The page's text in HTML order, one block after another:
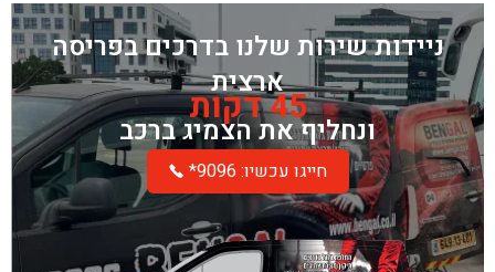
ניידות שירות שלנו בדרכים בפריסה
ארצית
45 דקות
ונחליף את הצמיג ברכב
*חייגו עכשיו: 9096